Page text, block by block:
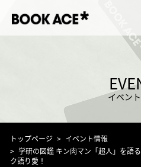
イベン
トップページ
イベント情報
学研の図鑑 キン肉マン「超人」を語
ク語り愛！